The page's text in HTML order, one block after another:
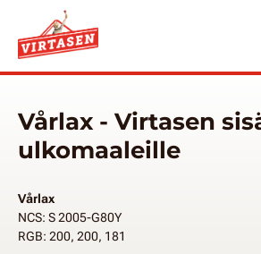
Vårlax - Virtasen
ulkomaaleille
Vårlax
NCS: S 2005-G80Y
RGB: 200, 200, 181